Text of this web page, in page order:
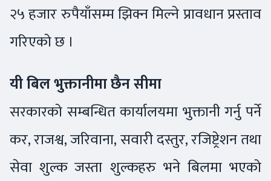
२५ हजार रुपैयाँसम्म झिक्न मिल्ने प्रावधान प्रस्ताव
गरिएको छ ।
यी बिल भुक्तानीमा छैन सीमा
सरकारको सम्बन्धित कार्यालयमा भुक्तानी गर्नु पर्ने
कर, राजश्व, जरिवाना, सवारी दस्तुर, रजिष्ट्रेशन तथा
सेवा शुल्क जस्ता शुल्कहरु भने बिलमा भएको